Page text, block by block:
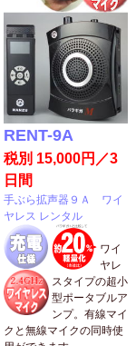
RENT-9A
税別 15,000円／3
日間
手ぶら拡声器９Ａ ワイ
ヤレス レンタル
ワイ
ヤレ
スタイプの超小
型ポータブルア
ンプ。有線マイ
クと無線マイクの同時使